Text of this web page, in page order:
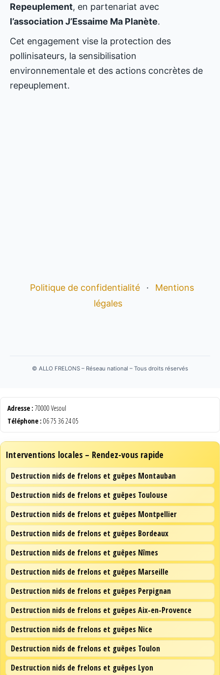
Repeuplement, en partenariat avec
l’association J’Essaime Ma Planète.
Cet engagement vise la protection des
pollinisateurs, la sensibilisation
environnementale et des actions concrètes de
repeuplement.
Politique de confidentialité ·
Mentions
légales
© ALLO FRELONS – Réseau national – Tous droits réservés
Adresse : 70000 Vesoul
Téléphone : 06 75 36 24 05
Interventions locales – Rendez-vous rapide
Destruction nids de frelons et guêpes Montauban
Destruction nids de frelons et guêpes Toulouse
Destruction nids de frelons et guêpes Montpellier
Destruction nids de frelons et guêpes Bordeaux
Destruction nids de frelons et guêpes Nîmes
Destruction nids de frelons et guêpes Marseille
Destruction nids de frelons et guêpes Perpignan
Destruction nids de frelons et guêpes Aix-en-Provence
Destruction nids de frelons et guêpes Nice
Destruction nids de frelons et guêpes Toulon
Destruction nids de frelons et guêpes Lyon